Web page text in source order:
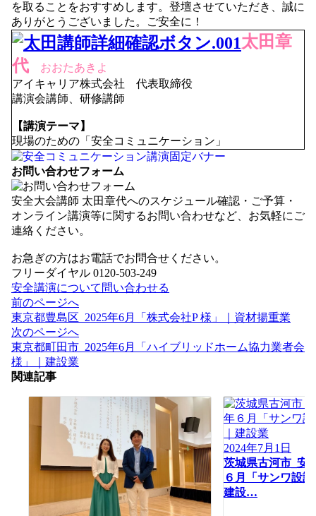
を取ることをおすすめします。登壇させていただき、誠に
ありがとうございました。ご安全に！
太田章
代 おおたあきよ
アイキャリア株式会社 代表取締役
講演会講師、研修講師
【講演テーマ】
現場のための「安全コミュニケーション」
お問い合わせフォーム
安全大会講師 太田章代へのスケジュール確認・ご予算・
オンライン講演等に関するお問い合わせなど、お気軽にご
連絡ください。
お急ぎの方はお電話でお問合せください。
フリーダイヤル 0120-503-249
安全講演について問い合わせる
投
稿
ナ
ビ
ゲ
ー
前のページへ
東京都豊島区_2025年6月「株式会社P 様」｜資材揚重業
次のページへ
東京都町田市_2025年6月「ハイブリッドホーム協力業者会
様」｜建設業
関連記事
2024年7月1日
茨城県古河市_安
６月「サンワ設
建設…